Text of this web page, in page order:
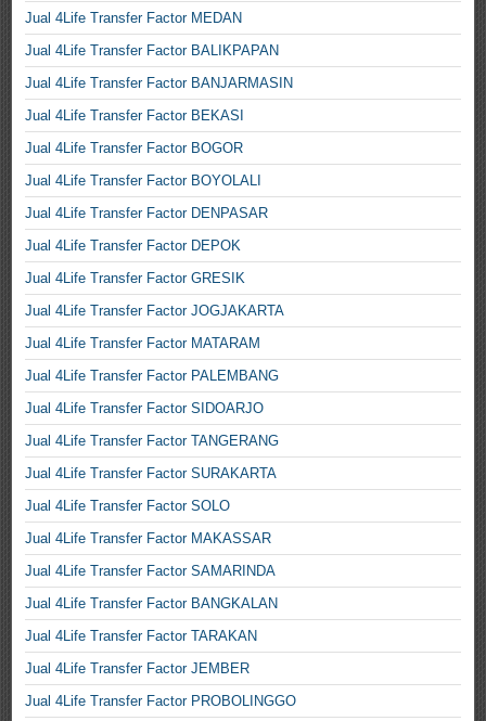
Jual 4Life Transfer Factor MEDAN
Jual 4Life Transfer Factor BALIKPAPAN
Jual 4Life Transfer Factor BANJARMASIN
Jual 4Life Transfer Factor BEKASI
Jual 4Life Transfer Factor BOGOR
Jual 4Life Transfer Factor BOYOLALI
Jual 4Life Transfer Factor DENPASAR
Jual 4Life Transfer Factor DEPOK
Jual 4Life Transfer Factor GRESIK
Jual 4Life Transfer Factor JOGJAKARTA
Jual 4Life Transfer Factor MATARAM
Jual 4Life Transfer Factor PALEMBANG
Jual 4Life Transfer Factor SIDOARJO
Jual 4Life Transfer Factor TANGERANG
Jual 4Life Transfer Factor SURAKARTA
Jual 4Life Transfer Factor SOLO
Jual 4Life Transfer Factor MAKASSAR
Jual 4Life Transfer Factor SAMARINDA
Jual 4Life Transfer Factor BANGKALAN
Jual 4Life Transfer Factor TARAKAN
Jual 4Life Transfer Factor JEMBER
Jual 4Life Transfer Factor PROBOLINGGO